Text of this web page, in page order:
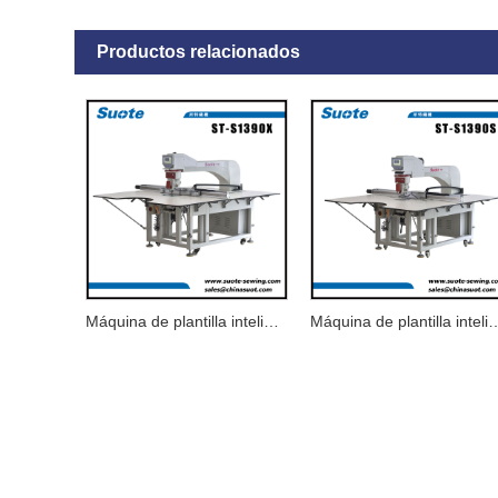
Productos relacionados
Máquina de plantilla inteligente giratoria con elevación del cabezal de la máquina